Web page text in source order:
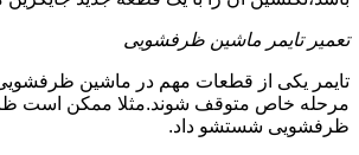
تعمیر تایمر ماشین ظرفشویی
تایمر یکی از قطعات مهم در ماشین
مرحله خاص متوقف شوند.مثلا ممکن است
ظرفشویی شستشو داد.